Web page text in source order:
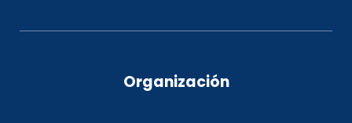
Organización